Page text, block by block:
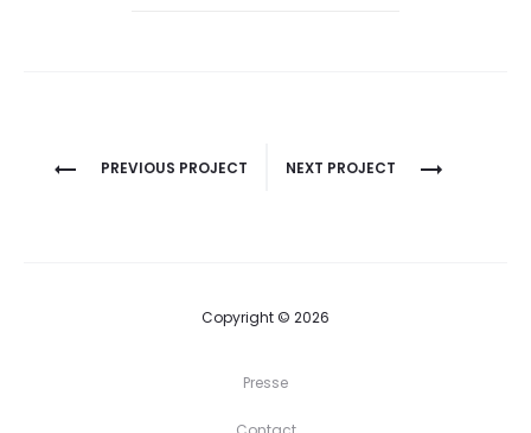
ProjectPREVIOUS PROJECT NEXT PROJECT
Copyright © 2026
Presse